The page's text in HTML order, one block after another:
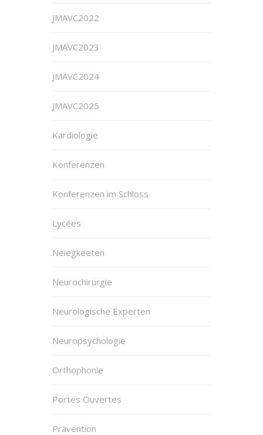
JMAVC2022
JMAVC2023
JMAVC2024
JMAVC2025
Kardiologie
Konferenzen
Konferenzen im Schloss
Lycées
Neiegkeeten
Neurochirurgie
Neurologische Experten
Neuropsychologie
Orthophonie
Portes Ouvertes
Prävention